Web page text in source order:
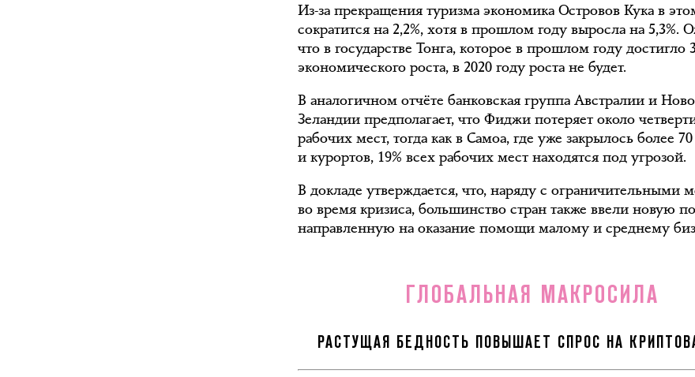
Из-за прекращения туризма экономика Островов Кука в
сократится на 2,2%, хотя в прошлом году выросла на 5,3%.
что в государстве Тонга, которое в прошлом году достигло
экономического роста, в 2020 году роста не будет.
В аналогичном отчёте банковская группа Австралии и
Зеландии предполагает, что Фиджи потеряет около
рабочих мест, тогда как в Самоа, где уже закрылось более
и курортов, 19% всех рабочих мест находятся под угрозой.
В докладе утверждается, что, наряду с ограничительными
во время кризиса, большинство стран также ввели новую
направленную на оказание помощи малому и среднему
ГЛОБАЛЬНАЯ МАКРОСИЛА
РАСТУЩАЯ БЕДНОСТЬ ПОВЫШАЕТ СПРОС НА